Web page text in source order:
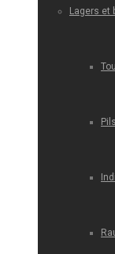
Lagers et
Pils